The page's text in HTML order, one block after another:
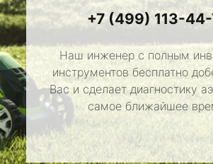
+7 (499) 113-
Наш инженер с полным
инструментов бесплатно
Вас и сделает диагностику
самое ближайшее